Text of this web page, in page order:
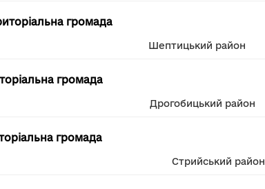
громада
Шептицький район
громада
Дрогобицький район
громада
Стрийський район